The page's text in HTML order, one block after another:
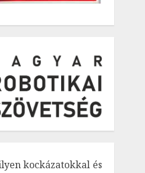
kockázatokkal és